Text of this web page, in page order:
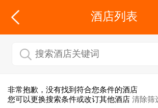
酒店列表
非常抱歉，没有找到符合您条件的酒店
您可以更换搜索条件或改订其他酒店 清除筛